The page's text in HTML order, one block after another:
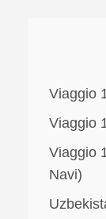
Viaggio
Viaggio
Viaggio
Navi)